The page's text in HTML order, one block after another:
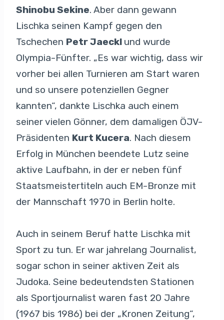
Shinobu Sekine. Aber dann gewann
Lischka seinen Kampf gegen den
Tschechen Petr Jaeckl und wurde
Olympia-Fünfter. „Es war wichtig, dass wir
vorher bei allen Turnieren am Start waren
und so unsere potenziellen Gegner
kannten“, dankte Lischka auch einem
seiner vielen Gönner, dem damaligen ÖJV-
Präsidenten Kurt Kucera. Nach diesem
Erfolg in München beendete Lutz seine
aktive Laufbahn, in der er neben fünf
Staatsmeistertiteln auch EM-Bronze mit
der Mannschaft 1970 in Berlin holte.
Auch in seinem Beruf hatte Lischka mit
Sport zu tun. Er war jahrelang Journalist,
sogar schon in seiner aktiven Zeit als
Judoka. Seine bedeutendsten Stationen
als Sportjournalist waren fast 20 Jahre
(1967 bis 1986) bei der „Kronen Zeitung“,